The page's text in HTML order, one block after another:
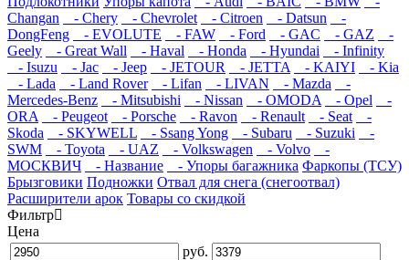
Changan
- Chery - Chevrolet - Citroen - Datsun
-
DongFeng
- EVOLUTE - FAW - Ford - GAC - GAZ
-
Geely
- Great Wall - Haval - Honda - Hyundai
- Infinity
- Isuzu
- Jac - Jeep - JETOUR - JETTA - KAIYI
- Kia
- Lada
- Land Rover - Lifan - LIVAN - Mazda
-
Mercedes-Benz
- Mitsubishi - Nissan - OMODA - Opel
-
ORA
- Peugeot - Porsche - Ravon - Renault - Seat
-
Skoda
- SKYWELL - Ssang Yong - Subaru - Suzuki
-
SWM
- Toyota - UAZ - Volkswagen - Volvo
-
МОСКВИЧ
- Название - Упоры багажника Фаркопы (ТСУ)
Брызговики Подножки Отвал для снега (снегоотвал)
Расширители арок Товары со скидкой
Фильтр
Цена
руб.